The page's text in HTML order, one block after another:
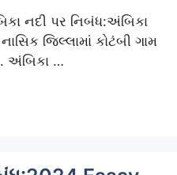
નદી પર નિબંધ:અંબિકા
જિલ્લામાં કોટંબી ગામ
અંબિકા …